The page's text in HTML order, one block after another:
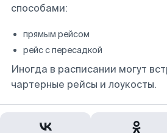
способами:
прямым рейсом
рейс с пересадкой
Иногда в расписании могут
чартерные рейсы и лоукосты.